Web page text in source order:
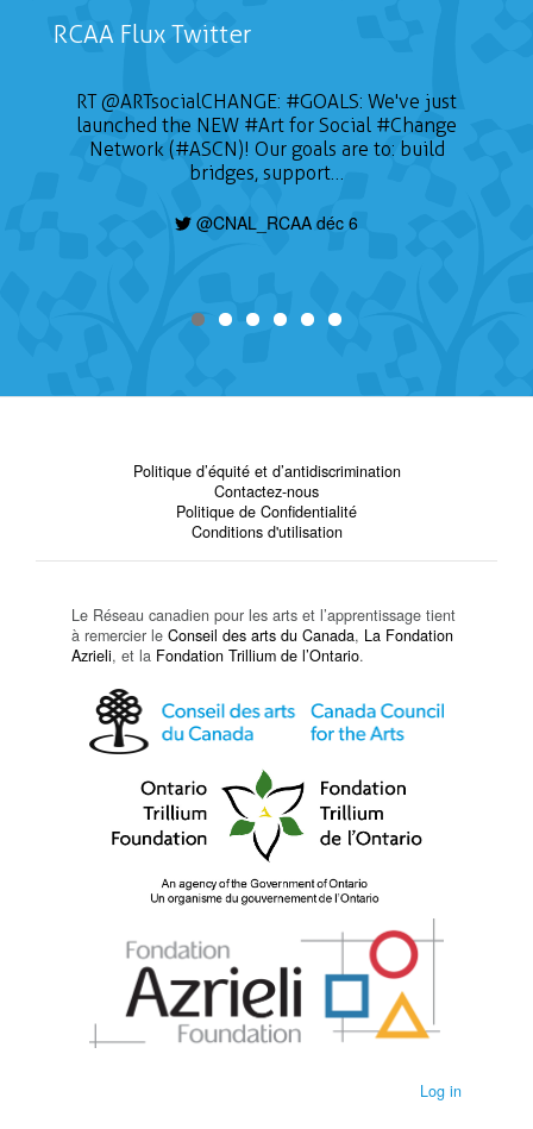
RCAA Flux Twitter
RT@ARTsocialCHANGE: #GOALS: We've just
launched the NEW #Art for Social #Change
Network (#ASCN)! Our goals are to: build
bridges, support…
@CNAL_RCAA déc 6
Politique d’équité et d’antidiscrimination
Contactez-nous
Politique de Confidentialité
Conditions d'utilisation
Le Réseau canadien pour les arts et l’apprentissage tient
à remercier le Conseil des arts du Canada, La Fondation
Azrieli, et la Fondation Trillium de l’Ontario.
Log in